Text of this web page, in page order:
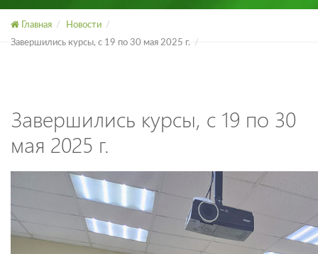
Главная
Новости
Завершились курсы, c 19 по 30 мая 2025 г.
Завершились курсы, c 19 по 30
мая 2025 г.